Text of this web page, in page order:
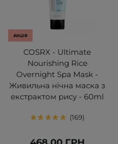
АКЦІЯ
COSRX - Ultimate
Nourishing Rice
Overnight Spa Mask -
Живильна нічна маска з
екстрактом рису - 60ml
169